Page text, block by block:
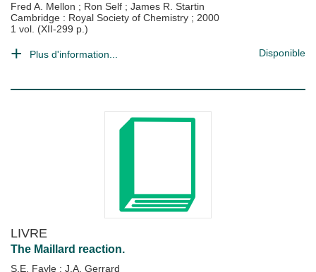
Fred A. Mellon ; Ron Self ; James R. Startin
Cambridge : Royal Society of Chemistry ; 2000
1 vol. (XII-299 p.)
Plus d'information... Disponible
LIVRE
The Maillard reaction.
S.E. Fayle ; J.A. Gerrard